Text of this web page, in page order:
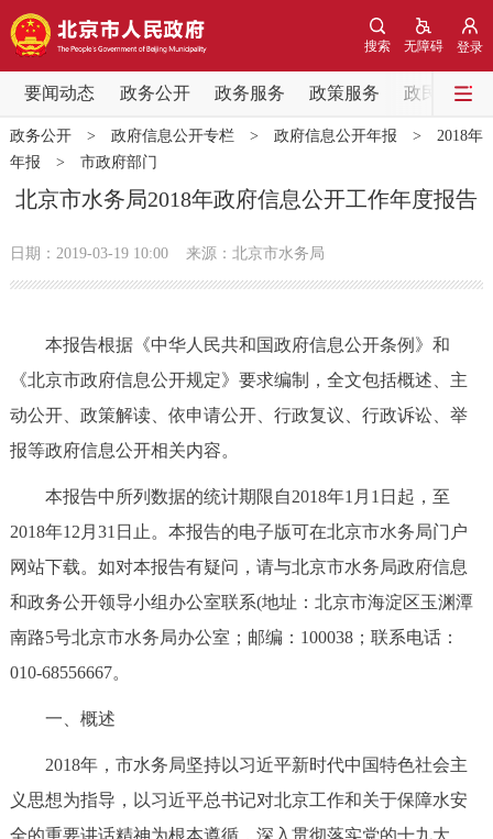
登录
无障碍
搜索
要闻动态 政务公开 政务服务 政策服务 政民互动
要闻动态
党中央精神 国务院信息 中央部委动态
北京要闻 会议信息 部门动态
各区热点
政务公开
市领导 机构职能 政策服务
政策兑现 政策解读
决策公开 专题公开
政务服务
个人服务 法人服务 部门服务
中介服务 阳光政务
政务公开> 政府信息公开专栏> 政府信息公开年报 > 2018年
年报 > 市政府部门
北京市水务局2018年政府信息公开工作年度报告
日期：2019-03-19 10:00 来源：北京市水务局
本报告根据《中华人民共和国政府信息公开条例》和
《北京市政府信息公开规定》要求编制，全文包括概述、主
动公开、政策解读、依申请公开、行政复议、行政诉讼、举
报等政府信息公开相关内容。
本报告中所列数据的统计期限自2018年1月1日起，至
2018年12月31日止。本报告的电子版可在北京市水务局门户
网站下载。如对本报告有疑问，请与北京市水务局政府信息
和政务公开领导小组办公室联系(地址：北京市海淀区玉渊潭
南路5号北京市水务局办公室；邮编：100038；联系电话：
010-68556667。
一、概述
2018年，市水务局坚持以习近平新时代中国特色社会主
义思想为指导，以习近平总书记对北京工作和关于保障水安
全的重要讲话精神为根本遵循，深入贯彻落实党的十九大、